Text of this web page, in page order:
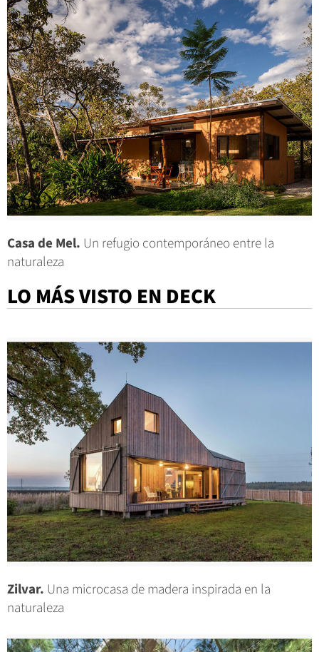
Casa de Mel. Un refugio contemporáneo entre la
naturaleza
LO MÁS VISTO EN DECK
Zilvar. Una microcasa de madera inspirada en la
naturaleza